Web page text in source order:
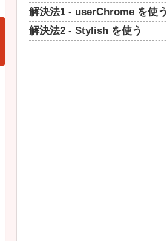
解決法1 - userChrome を使う
解決法2 - Stylish を使う